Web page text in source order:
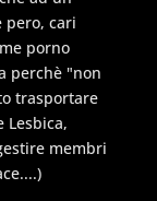
pero, cari
porno
perchè "non
trasportare
Lesbica,
membri